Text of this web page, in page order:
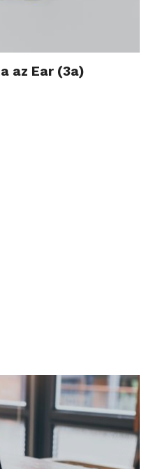
az Ear (3a)